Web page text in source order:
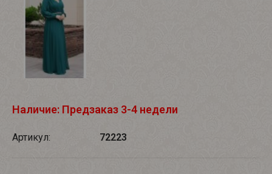
Наличие: Предзаказ 3-4 недели
Артикул: 72223